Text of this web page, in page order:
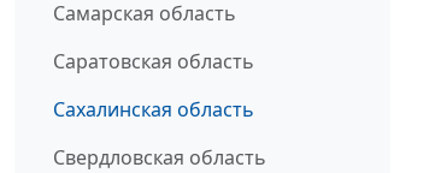
Самарская область
Саратовская область
Сахалинская область
Свердловская область